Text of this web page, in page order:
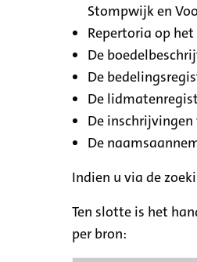
Stompwijk en
Repertoria op
De
De
De
De inschrijvingen
De
Indien u via de
Ten slotte is het
per bron: